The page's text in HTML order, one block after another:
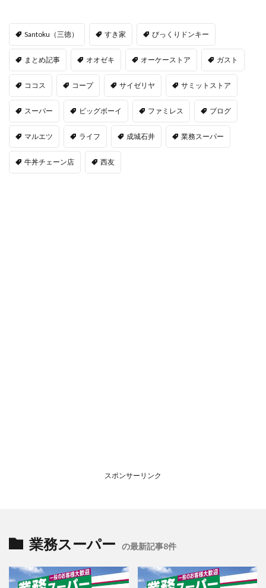
Santoku（三徳） すき家 びっくりドンキー
まとめ記事 オオゼキ オーケーストア ガスト
ココス コープ サイゼリヤ サミットストア
スーパー ビッグボーイ ファミレス ブログ
マルエツ ライフ 成城石井 業務スーパー
牛丼チェーン店 西友
スポンサーリンク
業務スーパー の最新記事8件